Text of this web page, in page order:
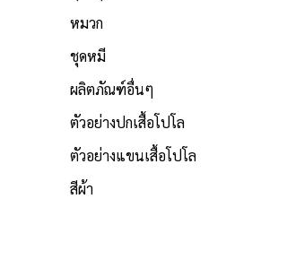
หมวก
ชุดหมี
ผลิตภัณฑ์อื่นๆ
ตัวอย่างปกเสื้อโปโล
ตัวอย่างแขนเสื้อโปโล
สีผ้า